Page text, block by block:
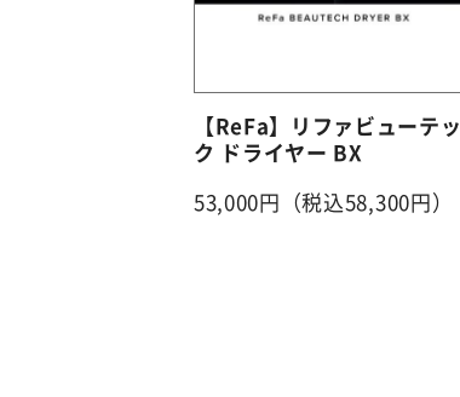
【ReFa】リファビューテッ
ク ドライヤー BX
53,000円（税込58,300円）